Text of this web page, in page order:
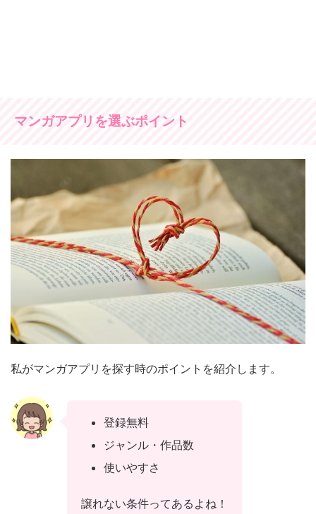
マンガアプリを選ぶポイント
私がマンガアプリを探す時のポイントを紹介します。
登録無料
ジャンル・作品数
使いやすさ
譲れない条件ってあるよね！